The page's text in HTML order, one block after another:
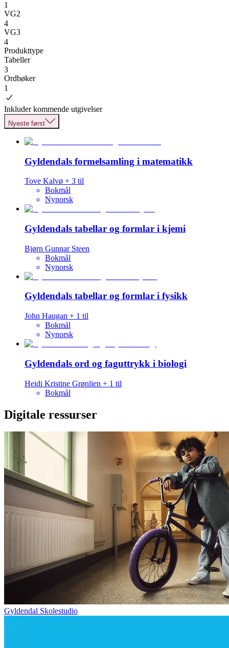
1
VG2
4
VG3
4
Produkttype
Tabeller
3
Ordbøker
1
Inkluder kommende utgivelser
Nyeste først
Gyldendals formelsamling i matematikk
Tove Kalvø + 3 til
Bokmål
Nynorsk
Gyldendals tabellar og formlar i kjemi
Bjørn Gunnar Steen
Bokmål
Nynorsk
Gyldendals tabellar og formlar i fysikk
John Haugan + 1 til
Bokmål
Nynorsk
Gyldendals ord og faguttrykk i biologi
Heidi Kristine Grønlien + 1 til
Bokmål
Digitale ressurser
Gyldendal Skolestudio